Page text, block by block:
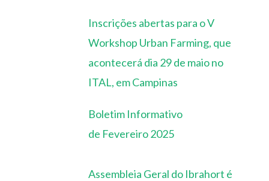
Inscrições abertas para o V
Workshop Urban Farming, que
acontecerá dia 29 de maio no
ITAL, em Campinas
Boletim Informativo
de Fevereiro 2025
Assembleia Geral do Ibrahort é